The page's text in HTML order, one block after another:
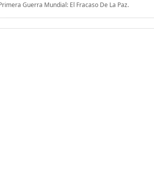
Guerra Mundial: El Fracaso De La Paz.